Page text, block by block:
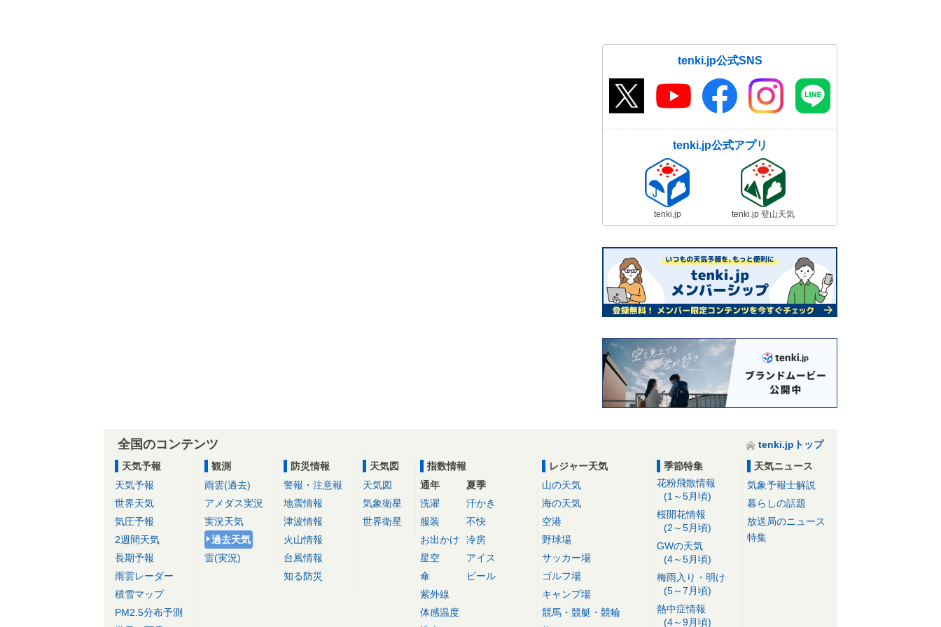
25日11:05
まる 大阪では「初霜」と「初氷」
を観測
今日25日 クリスマスの服装は?
最高気温は平年並みか高い
25日06:58
25日 穏やかなクリスマス 日本海
側の雪は落ち着く 太平洋側は晴れ
25日05:39
tenki.jp公式SNS
tenki.jp公式アプリ
tenki.jp tenki.jp 登山天気
全国のコンテンツ
tenki.jpトップ
天気予報
天気予報
世界天気
気圧予報
2週間天気
長期予報
雨雲レーダー
積雪マップ
PM2.5分布予測
観測
雨雲(過去)
アメダス実況
実況天気
過去天気
雷(実況)
防災情報
警報・注意報
地震情報
津波情報
火山情報
台風情報
知る防災
天気図
天気図
気象衛星
世界衛星
指数情報
通年
洗濯
服装
お出かけ
星空
傘
紫外線
体感温度
夏季
汗かき
不快
冷房
アイス
ビール
レジャー天気
山の天気
海の天気
空港
野球場
サッカー場
ゴルフ場
キャンプ場
競馬・競艇・競輪
季節特集
花粉飛散情報
(1～5月頃)
桜開花情報
(2～5月頃)
GWの天気
(4～5月頃)
梅雨入り・明け
(5～7月頃)
熱中症情報
(4～9月頃)
天気ニュース
気象予報士解説
暮らしの話題
放送局のニュース
特集